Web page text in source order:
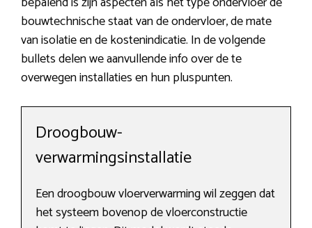
bouwtechnische staat van de ondervloer, de mate
van isolatie en de kostenindicatie. In de volgende
bullets delen we aanvullende info over de te
overwegen installaties en hun pluspunten.
Droogbouw-
verwarmingsinstallatie
Een droogbouw vloerverwarming wil zeggen dat
het systeem bovenop de vloerconstructie